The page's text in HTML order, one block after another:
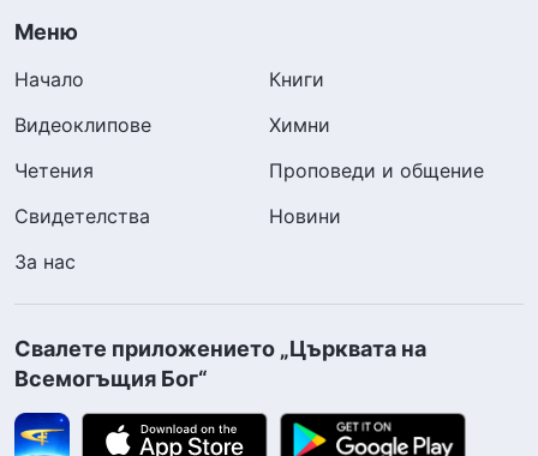
Меню
Начало
Книги
Видеоклипове
Химни
Четения
Проповеди и общение
Свидетелства
Новини
За нас
Свалете приложението „Църквата на
Всемогъщия Бог“